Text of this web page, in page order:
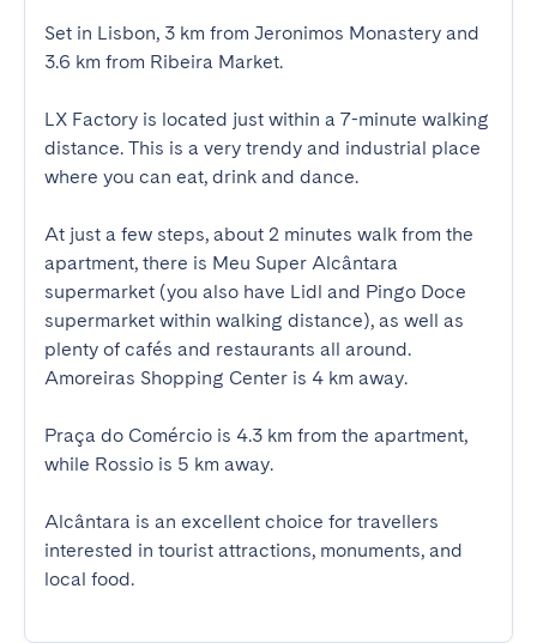
Set in Lisbon, 3 km from Jeronimos Monastery and
3.6 km from Ribeira Market.
LX Factory is located just within a 7-minute walking
distance. This is a very trendy and industrial place
where you can eat, drink and dance.
At just a few steps, about 2 minutes walk from the
apartment, there is Meu Super Alcântara
supermarket (you also have Lidl and Pingo Doce
supermarket within walking distance), as well as
plenty of cafés and restaurants all around.
Amoreiras Shopping Center is 4 km away.
Praça do Comércio is 4.3 km from the apartment,
while Rossio is 5 km away.
Alcântara is an excellent choice for travellers
interested in tourist attractions, monuments, and
local food.